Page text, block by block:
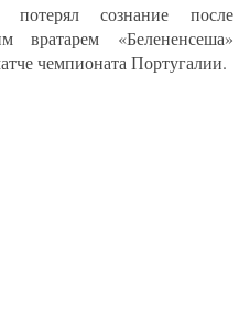
потерял сознание после
вратарем «Белененсеша»
чемпионата Португалии.